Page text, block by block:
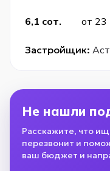
6,1 сот. от 23
Застройщик:
Не нашли
Расскажите, что
перезвонит и
ваш бюджет и